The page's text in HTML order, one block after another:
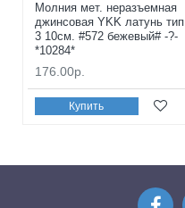
Молния мет. неразъемная
джинсовая YKK латунь тип
3 10см. #572 бежевый# -?-
*10284*
176.00р.
Купить